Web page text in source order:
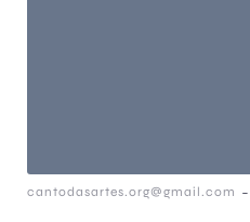
cantodasartes.org@gmail.com -